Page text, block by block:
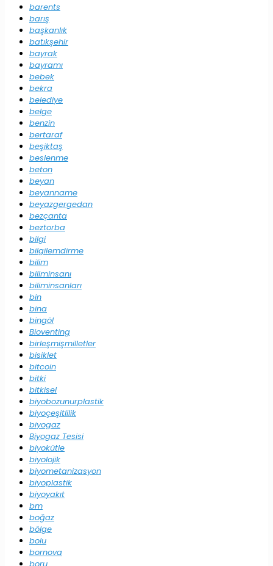
barents
barış
başkanlık
batıkşehir
bayrak
bayramı
bebek
bekra
belediye
belge
benzin
bertaraf
beşiktaş
beslenme
beton
beyan
beyanname
beyazgergedan
bezçanta
beztorba
bilgi
bilgilemdirme
bilim
biliminsanı
biliminsanları
bin
bina
bingöl
Bioventing
birleşmişmilletler
bisiklet
bitcoin
bitki
bitkisel
biyobozunurplastik
biyoçeşitlilik
biyogaz
Biyogaz Tesisi
biyokütle
biyolojik
biyometanizasyon
biyoplastik
biyoyakıt
bm
boğaz
bölge
bolu
bornova